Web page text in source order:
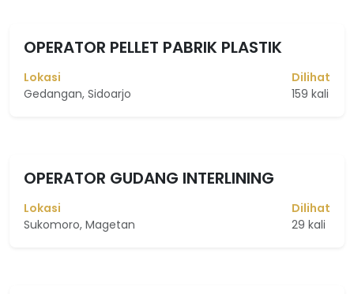
OPERATOR PELLET PABRIK PLASTIK
Lokasi
Gedangan, Sidoarjo
Dilihat
159 kali
OPERATOR GUDANG INTERLINING
Lokasi
Sukomoro, Magetan
Dilihat
29 kali